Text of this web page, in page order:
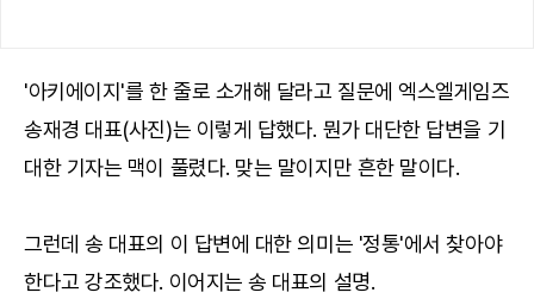
'아키에이지'를 한 줄로 소개해 달라고 질문에 엑스엘게임즈
송재경 대표(사진)는 이렇게 답했다. 뭔가 대단한 답변을 기
대한 기자는 맥이 풀렸다. 맞는 말이지만 흔한 말이다.
그런데 송 대표의 이 답변에 대한 의미는 '정통'에서 찾아야
한다고 강조했다. 이어지는 송 대표의 설명.